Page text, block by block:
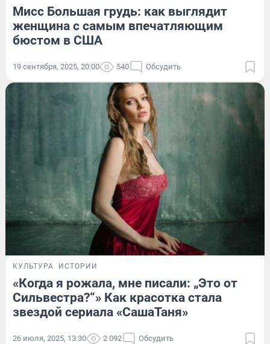
Мисс Большая грудь: как выглядит
женщина с самым впечатляющим
бюстом в США
19 сентября, 2025, 20:00 540 Обсудить
КУЛЬТУРА ИСТОРИИ
«Когда я рожала, мне писали: „Это от
Сильвестра?“» Как красотка стала
звездой сериала «СашаТаня»
26 июля, 2025, 13:30 2 092 Обсудить